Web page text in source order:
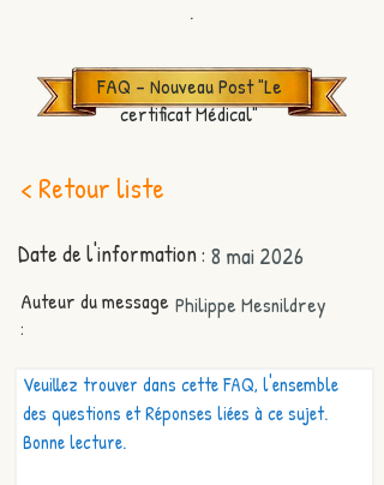
.
FAQ - Nouveau Post "Le
certificat Médical"
< Retour liste
Date de l'information : 8 mai 2026
Auteur du message
:
Philippe Mesnildrey
Veuillez trouver dans cette FAQ, l'ensemble
des questions et Réponses liées à ce sujet.
Bonne lecture.